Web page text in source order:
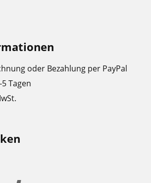
oder Bezahlung per PayPal
Tagen